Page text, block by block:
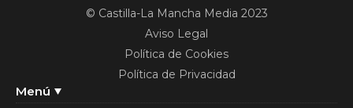
Menú
© Castilla-La Mancha Media 2023
Aviso Legal
Política de Cookies
Política de Privacidad